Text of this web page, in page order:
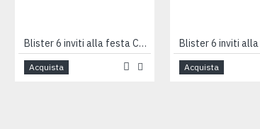
Blister 6 inviti alla festa CUCCIOLOTTI
Acquista Acquista